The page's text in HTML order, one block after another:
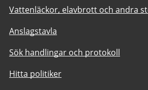
Vattenläckor, elavbrott och andra
Anslagstavla
Sök handlingar och protokoll
Hitta politiker